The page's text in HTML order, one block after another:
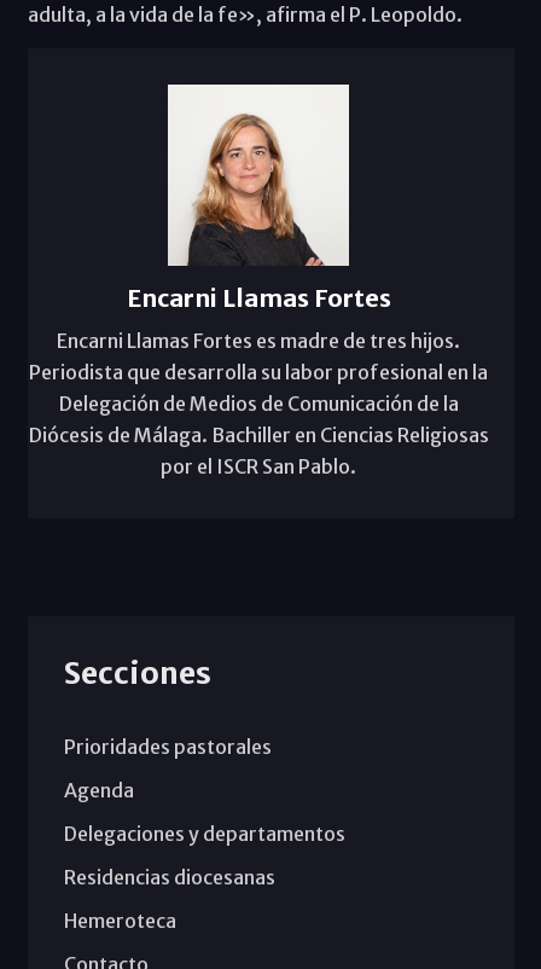
adulta, a la vida de la fe», afirma el P. Leopoldo.
Encarni Llamas Fortes
Encarni Llamas Fortes es madre de tres hijos.
Periodista que desarrolla su labor profesional en la
Delegación de Medios de Comunicación de la
Diócesis de Málaga. Bachiller en Ciencias Religiosas
por el ISCR San Pablo.
Secciones
Prioridades pastorales
Agenda
Delegaciones y departamentos
Residencias diocesanas
Hemeroteca
Contacto